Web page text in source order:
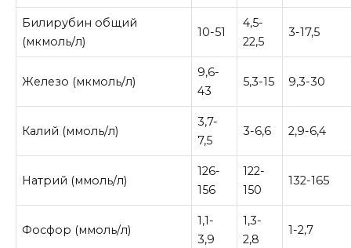
Билирубин общий
(мкмоль/л)
10-51
4,5-
22,5
3-17,5
Железо (мкмоль/л)
9,6-
43
5,3-15 9,3-30
Калий (ммоль/л)
3,7-
7,5
3-6,6 2,9-6,4
Натрий (ммоль/л)
126-
156
122-
150
132-165
Фосфор (ммоль/л)
1,1-
3,9
1,3-
2,8
1-2,7